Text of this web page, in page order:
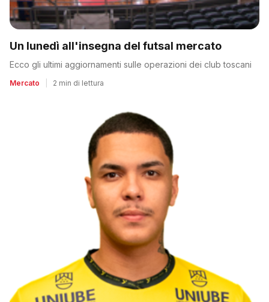
Un lunedì all'insegna del futsal mercato
Ecco gli ultimi aggiornamenti sulle operazioni dei club toscani
Mercato 2 min di lettura